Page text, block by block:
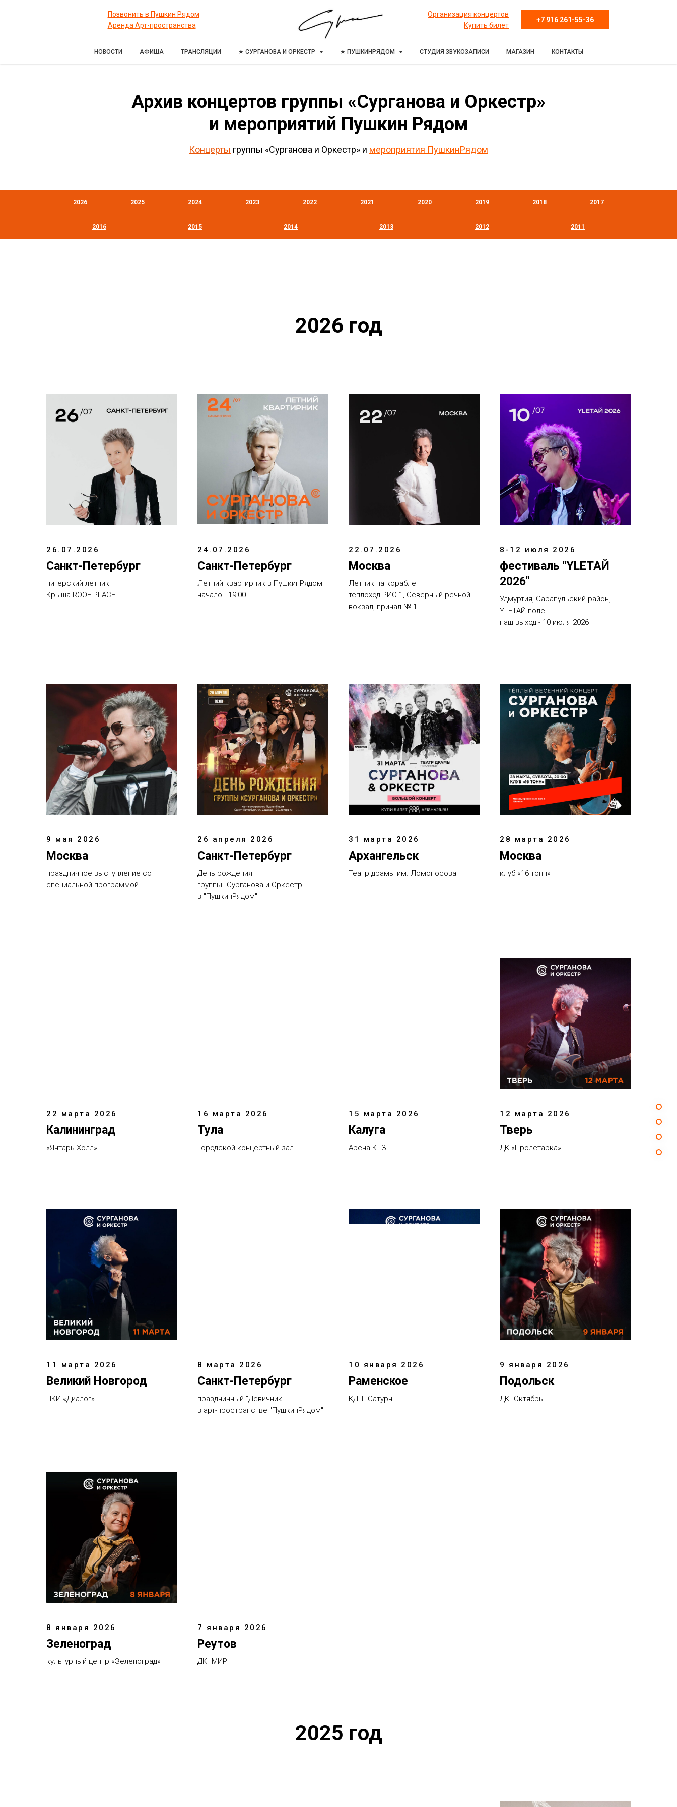
Позвонить в Пушкин Рядом
Аренда Арт-пространства
Организация концертов
Купить билет
+7 916 261-55-36
НОВОСТИ АФИША ТРАНСЛЯЦИИ ★ СУРГАНОВА И ОРКЕСТР ★ ПУШКИНРЯДОМ СТУДИЯ ЗВУКОЗАПИСИ МАГАЗИН КОНТАКТЫ
Архив концертов группы «Сурганова и Оркестр»
и мероприятий Пушкин Рядом
Концерты группы «Сурганова и Оркестр» и мероприятия ПушкинРядом
2026 2025 2024 2023 2022 2021 2020 2019 2018 2017
2016 2015 2014 2013 2012 2011
2026 год
26.07.2026
Санкт-Петербург
питерский летник
Крыша ROOF PLACE
24.07.2026
Санкт-Петербург
Летний квартирник в ПушкинРядом
начало - 19:00
22.07.2026
Москва
Летник на корабле
теплоход РИО-1, Северный речной
вокзал, причал № 1
8-12 июля 2026
фестиваль "YLEТАЙ
2026"
Удмуртия, Сарапульский район,
YLЕТАЙ поле
наш выход - 10 июля 2026
9 мая 2026
Москва
праздничное выступление со
специальной программой
26 апреля 2026
Санкт-Петербург
День рождения
группы "Сурганова и Оркестр"
в "ПушкинРядом"
31 марта 2026
Архангельск
Театр драмы им. Ломоносова
28 марта 2026
Москва
клуб «16 тонн»
22 марта 2026
Калининград
«Янтарь Холл»
16 марта 2026
Тула
Городской концертный зал
15 марта 2026
Калуга
Арена КТЗ
12 марта 2026
Тверь
ДК «Пролетарка»
11 марта 2026
Великий Новгород
ЦКИ «Диалог»
8 марта 2026
Санкт-Петербург
праздничный "Девичник"
в арт-пространстве "ПушкинРядом"
10 января 2026
Раменское
КДЦ "Сатурн"
9 января 2026
Подольск
ДК "Октябрь"
8 января 2026
Зеленоград
культурный центр «Зеленоград»
7 января 2026
Реутов
ДК "МИР"
2025 год